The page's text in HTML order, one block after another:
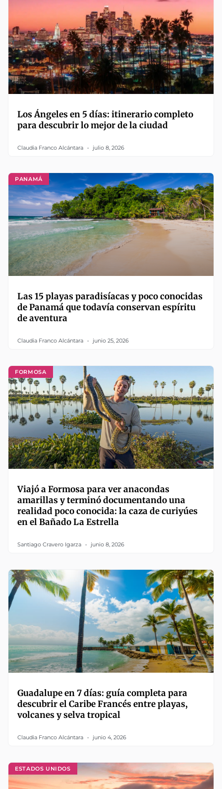
Los Ángeles en 5 días: itinerario completo
para descubrir lo mejor de la ciudad
Claudia Franco Alcántara julio 8, 2026
PANAMÁ
Las 15 playas paradisíacas y poco conocidas
de Panamá que todavía conservan espíritu
de aventura
Claudia Franco Alcántara junio 25, 2026
FORMOSA
Viajó a Formosa para ver anacondas
amarillas y terminó documentando una
realidad poco conocida: la caza de curiyúes
en el Bañado La Estrella
Santiago Cravero Igarza junio 8, 2026
Guadalupe en 7 días: guía completa para
descubrir el Caribe Francés entre playas,
volcanes y selva tropical
Claudia Franco Alcántara junio 4, 2026
ESTADOS UNIDOS